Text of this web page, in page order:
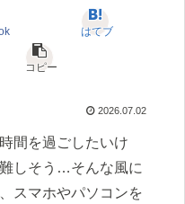
はてブ
コピー
2026.07.02
間を過ごしたいけ
しそう…そんな風に
スマホやパソコンを